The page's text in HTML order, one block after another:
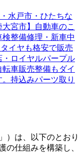
水戸市・ひたちな
宮市】自動車のこ
整備修理・新車中
イヤも格安で販売
・ロイヤルパープル
車販売整備もダイ
持込みパーツ取り
）は、以下のとおり
の仕組みを構築し、